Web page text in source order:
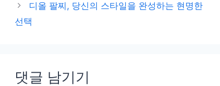
디올 팔찌, 당신의 스타일을 완성하는 현명한
선택
댓글 남기기